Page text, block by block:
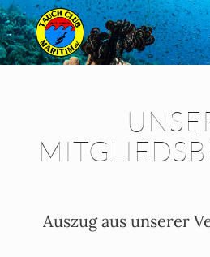
Auszug aus unserer